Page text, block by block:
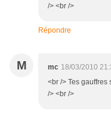
/> <br />
Répondre
M mc 18/03/2010
<br /> Tes
/> <br />